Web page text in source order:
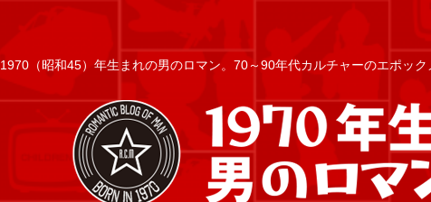
1970（昭和45）年生まれの男のロマン。70～90年代カルチャーのエポック